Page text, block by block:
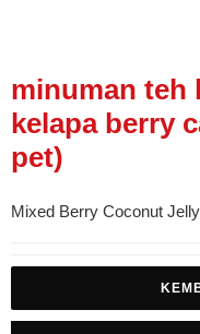
minuman teh
kelapa berry
pet)
Mixed Berry Coconut